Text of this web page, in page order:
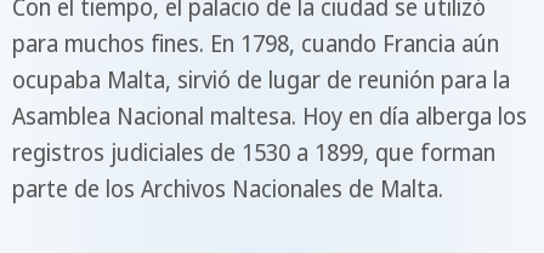
Con el tiempo, el palacio de la ciudad se utilizó
para muchos fines. En 1798, cuando Francia aún
ocupaba Malta, sirvió de lugar de reunión para la
Asamblea Nacional maltesa. Hoy en día alberga los
registros judiciales de 1530 a 1899, que forman
parte de los Archivos Nacionales de Malta.